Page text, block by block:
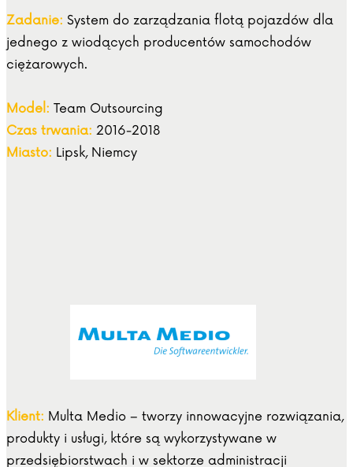
Zadanie: System do zarządzania flotą pojazdów dla
jednego z wiodących producentów samochodów
ciężarowych.
Model: Team Outsourcing
Czas trwania: 2016-2018
Miasto: Lipsk, Niemcy
Klient: Multa Medio – tworzy innowacyjne rozwiązania,
produkty i usługi, które są wykorzystywane w
przedsiębiorstwach i w sektorze administracji